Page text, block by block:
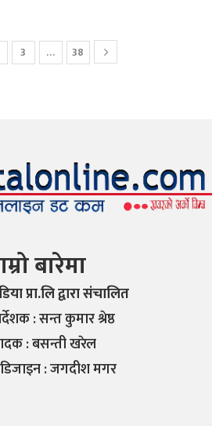
3 … 38
बारेमा
प्रा.लि द्वारा संचालित
: सन्त कुमार श्रेष्ठ
: बसन्ती खरेल
: जगदीश मगर